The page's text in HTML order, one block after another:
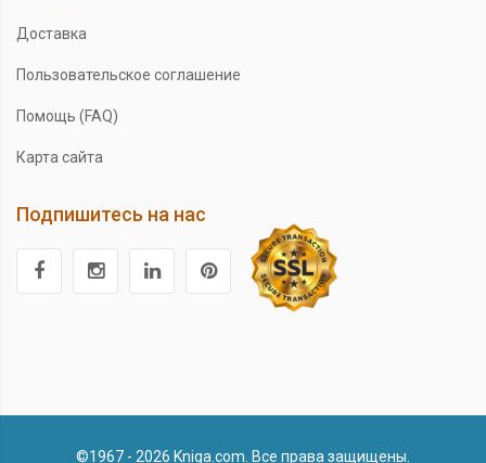
Доставка
Пользовательское соглашение
Помощь (FAQ)
Карта сайта
Подпишитесь на нас
©1967 - 2026 Kniga.com. Все права защищены.